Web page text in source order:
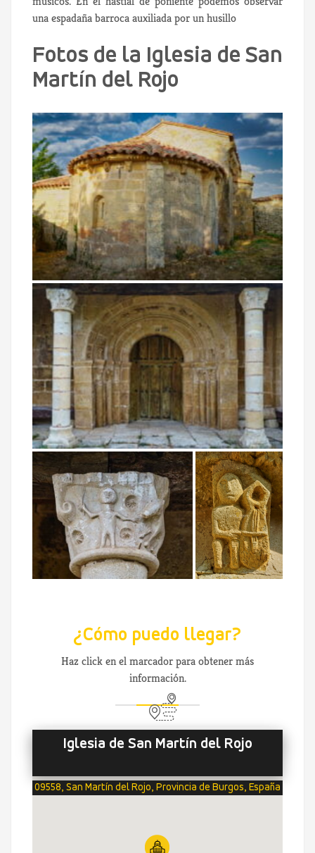
una espadaña barroca auxiliada por un husillo
Fotos de la Iglesia de San
Martín del Rojo
¿Cómo puedo llegar?
Haz click en el marcador para obtener más
información.
Iglesia de San Martín del Rojo
09558, San Martín del Rojo, Provincia de Burgos, España